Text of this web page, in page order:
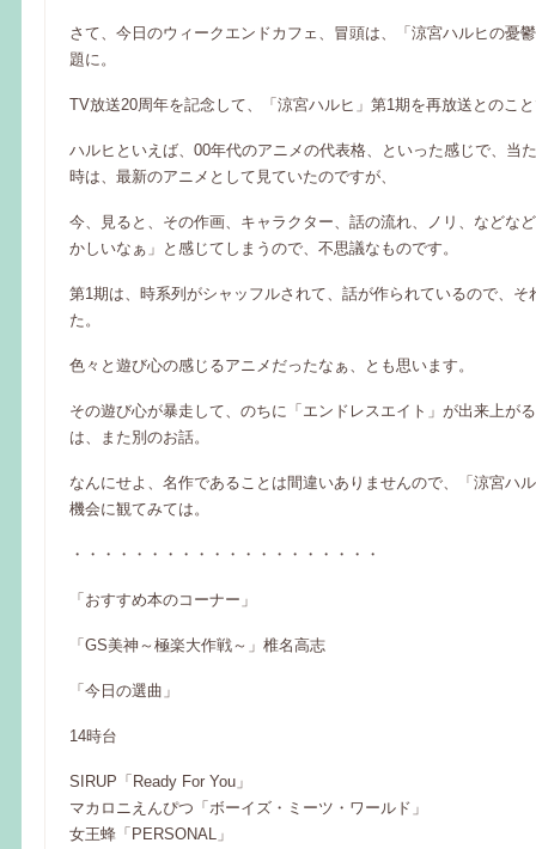
さて、今日のウィークエンドカフェ、冒頭は、「涼宮ハルヒの憂
題に。
TV放送20周年を記念して、「涼宮ハルヒ」第1期を再放送とのこ
ハルヒといえば、00年代のアニメの代表格、といった感じで、当
時は、最新のアニメとして見ていたのですが、
今、見ると、その作画、キャラクター、話の流れ、ノリ、などな
かしいなぁ」と感じてしまうので、不思議なものです。
第1期は、時系列がシャッフルされて、話が作られているので、そ
た。
色々と遊び心の感じるアニメだったなぁ、とも思います。
その遊び心が暴走して、のちに「エンドレスエイト」が出来上が
は、また別のお話。
なんにせよ、名作であることは間違いありませんので、「涼宮ハ
機会に観てみては。
・・・・・・・・・・・・・・・・・・・・
「おすすめ本のコーナー」
「GS美神～極楽大作戦～」椎名高志
「今日の選曲」
14時台
SIRUP「Ready For You」
マカロニえんぴつ「ボーイズ・ミーツ・ワールド」
女王蜂「PERSONAL」